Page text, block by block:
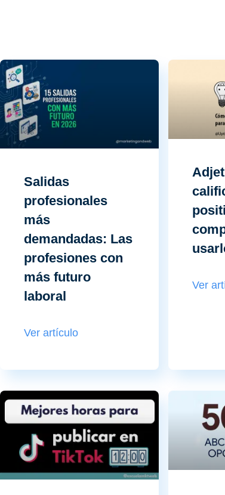
Salidas
profesionales
más
demandadas: Las
profesiones con
más futuro
laboral
Ver artículo
Ver